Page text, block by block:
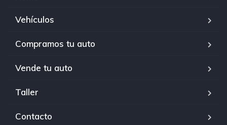
Vehículos
Compramos tu auto
Vende tu auto
Taller
Contacto